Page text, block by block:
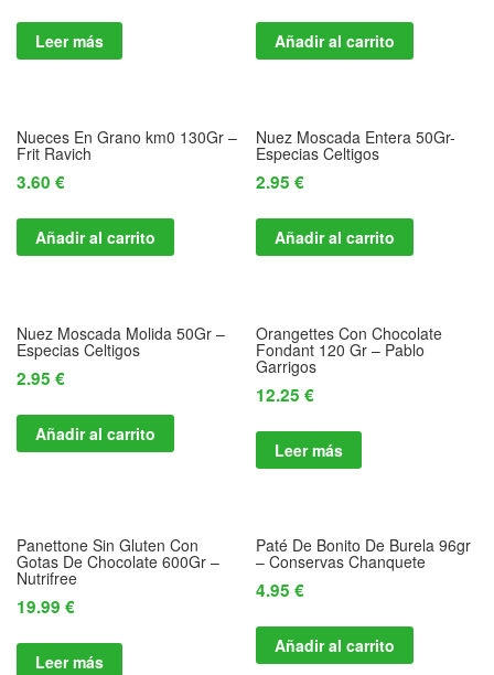
Leer más Añadir al carrito
Nueces En Grano km0 130Gr –
Frit Ravich
3.60 €
Añadir al carrito
Nuez Moscada Entera 50Gr-
Especias Celtigos
2.95€
Añadir al carrito
Nuez Moscada Molida 50Gr –
Especias Celtigos
2.95 €
Añadir al carrito
Orangettes Con Chocolate
Fondant 120 Gr – Pablo
Garrigos
12.25€
Leer más
Panettone Sin Gluten Con
Gotas De Chocolate 600Gr –
Nutrifree
19.99 €
Leer más
Paté De Bonito De Burela 96gr
– Conservas Chanquete
4.95€
Añadir al carrito